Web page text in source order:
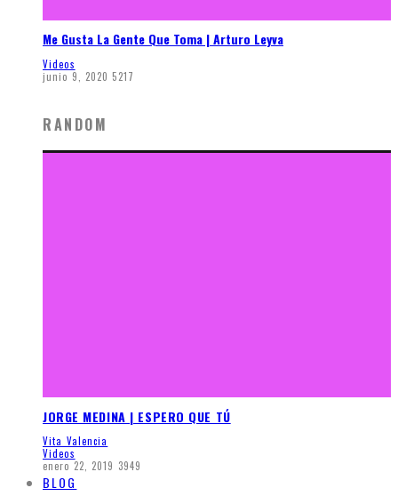
Me Gusta La Gente Que Toma | Arturo Leyva
Videos
junio 9, 2020 5217
RANDOM
JORGE MEDINA | ESPERO QUE TÚ
Vita Valencia
Videos
enero 22, 2019 3949
BLOG